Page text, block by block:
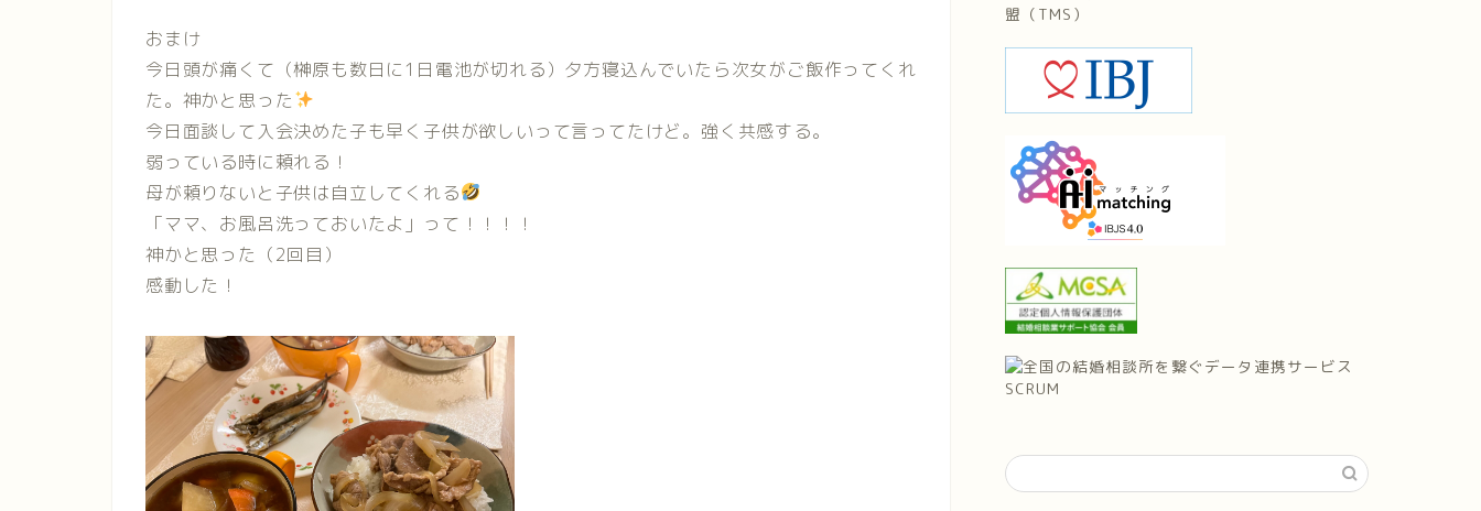
おまけ
今日頭が痛くて（榊原も数日に1日電池が切れる）夕方寝込んでいたら次女がご飯作ってくれ
た。神かと思った
今日面談して入会決めた子も早く子供が欲しいって言ってたけど。強く共感する。
弱っている時に頼れる！
母が頼りないと子供は自立してくれる
「ママ、お風呂洗っておいたよ」って！！！！
神かと思った（2回目）
感動した！